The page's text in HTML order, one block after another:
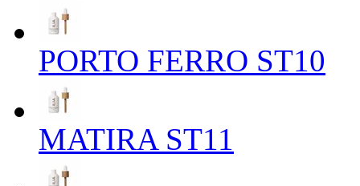
PORTO FERRO ST10
MATIRA ST11